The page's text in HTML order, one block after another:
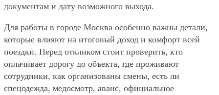
документам и дату возможного выхода.
Для работы в городе Москва особенно важны детали,
которые влияют на итоговый доход и комфорт всей
поездки. Перед откликом стоит проверить, кто
оплачивает дорогу до объекта, где проживают
сотрудники, как организованы смены, есть ли
спецодежда, медосмотр, аванс, официальное